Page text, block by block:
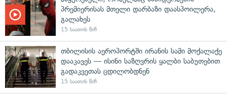
პრემიერისას მთელი დარბაზი დაასპოილერა,
გალახეს
15 საათის წინ
თბილისის აეროპორტში ირანის სამი მოქალაქე
დააკავეს — ისინი საზღვრის ყალბი საბუთებით
გადაკვეთას ცდილობდნენ
15 საათის წინ